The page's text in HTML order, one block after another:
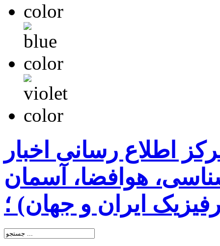
اطلاع رسانی اخبار
هوافضا، آسمان
ایران و جهان) ؛